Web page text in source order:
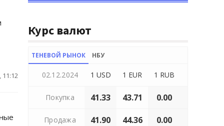
11:12
Курс валют
ТЕНЕВОЙ РЫНОК НБУ
02.12.2024 1 USD 1 EUR 1 RUB
Покупка 41.33 43.71 0.00
Продажа 41.90 44.36 0.00